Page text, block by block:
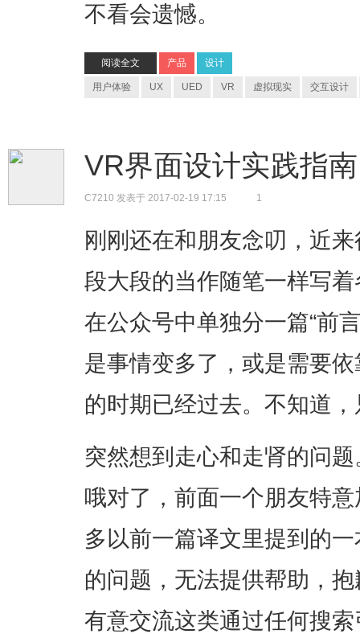
不看会遗憾。
阅读全文 产品 设计
用户体验 UX UED VR 虚拟现实 交互设计
VR界面设计实践指
C7210 发表于 2017-02-19 17:15 1
刚刚还在和朋友念叨，近
段大段的当作随笔一样写
在公众号中单独分一篇“前
是事情变多了，或是需要
的时期已经过去。不知道
突然想到走心和走肾的问
哦对了，前面一个朋友特
多以前一篇译文里提到的
的问题，无法提供帮助，
有意交流这类通过任何搜